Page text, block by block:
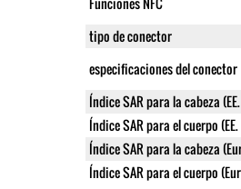
tipo de conector
especificaciones del conector
Índice SAR para la cabeza
Índice SAR para el cuerpo
Índice SAR para la cabeza
Índice SAR para el cuerpo